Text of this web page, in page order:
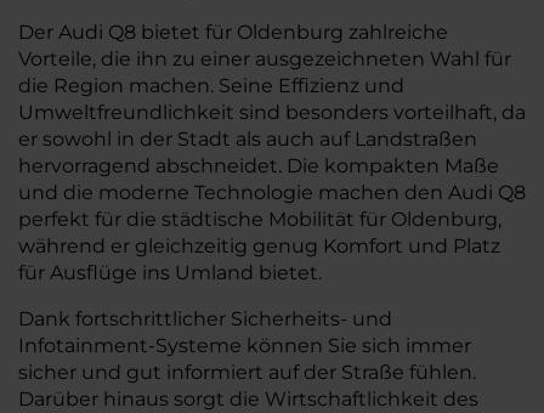
Der Audi Q8 bietet für Oldenburg zahlreiche
Vorteile, die ihn zu einer ausgezeichneten Wahl für
die Region machen. Seine Effizienz und
Umweltfreundlichkeit sind besonders vorteilhaft, da
er sowohl in der Stadt als auch auf Landstraßen
hervorragend abschneidet. Die kompakten Maße
und die moderne Technologie machen den Audi Q8
perfekt für die städtische Mobilität für Oldenburg,
während er gleichzeitig genug Komfort und Platz
für Ausflüge ins Umland bietet.
Dank fortschrittlicher Sicherheits- und
Infotainment-Systeme können Sie sich immer
sicher und gut informiert auf der Straße fühlen.
Darüber hinaus sorgt die Wirtschaftlichkeit des